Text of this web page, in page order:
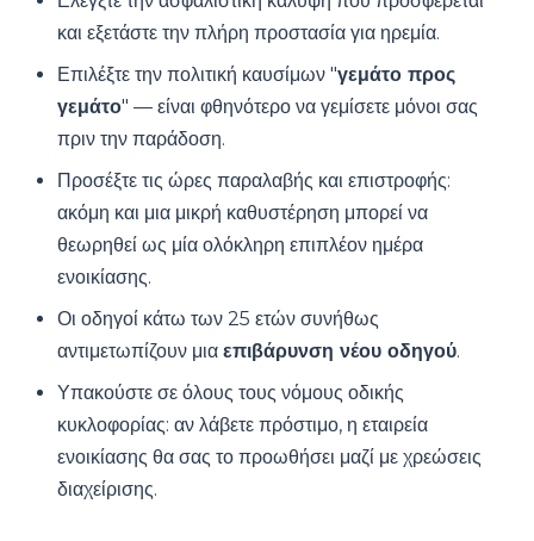
και εξετάστε την πλήρη προστασία για ηρεμία.
Επιλέξτε την πολιτική καυσίμων "γεμάτο προς
γεμάτο" — είναι φθηνότερο να γεμίσετε μόνοι σας
πριν την παράδοση.
Προσέξτε τις ώρες παραλαβής και επιστροφής:
ακόμη και μια μικρή καθυστέρηση μπορεί να
θεωρηθεί ως μία ολόκληρη επιπλέον ημέρα
ενοικίασης.
Οι οδηγοί κάτω των 25 ετών συνήθως
αντιμετωπίζουν μια επιβάρυνση νέου οδηγού.
Υπακούστε σε όλους τους νόμους οδικής
κυκλοφορίας: αν λάβετε πρόστιμο, η εταιρεία
ενοικίασης θα σας το προωθήσει μαζί με χρεώσεις
διαχείρισης.